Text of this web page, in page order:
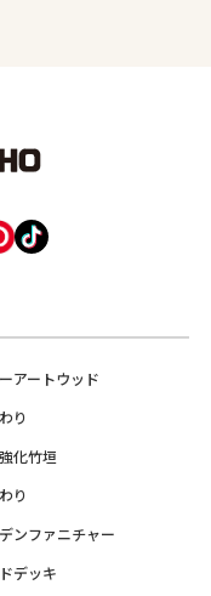
アートウッド
り
化竹垣
り
ンファニチャー
デッキ